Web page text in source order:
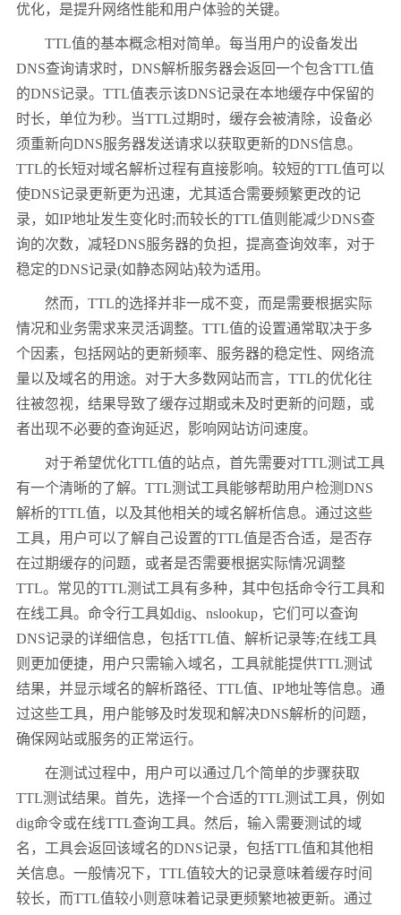
优化，是提升网络性能和用户体验的关键。
TTL值的基本概念相对简单。每当用户的设备发出
DNS查询请求时，DNS解析服务器会返回一个包含TTL值
的DNS记录。TTL值表示该DNS记录在本地缓存中保留的
时长，单位为秒。当TTL过期时，缓存会被清除，设备必
须重新向DNS服务器发送请求以获取更新的DNS信息。
TTL的长短对域名解析过程有直接影响。较短的TTL值可以
使DNS记录更新更为迅速，尤其适合需要频繁更改的记
录，如IP地址发生变化时;而较长的TTL值则能减少DNS查
询的次数，减轻DNS服务器的负担，提高查询效率，对于
稳定的DNS记录(如静态网站)较为适用。
然而，TTL的选择并非一成不变，而是需要根据实际
情况和业务需求来灵活调整。TTL值的设置通常取决于多
个因素，包括网站的更新频率、服务器的稳定性、网络流
量以及域名的用途。对于大多数网站而言，TTL的优化往
往被忽视，结果导致了缓存过期或未及时更新的问题，或
者出现不必要的查询延迟，影响网站访问速度。
对于希望优化TTL值的站点，首先需要对TTL测试工具
有一个清晰的了解。TTL测试工具能够帮助用户检测DNS
解析的TTL值，以及其他相关的域名解析信息。通过这些
工具，用户可以了解自己设置的TTL值是否合适，是否存
在过期缓存的问题，或者是否需要根据实际情况调整
TTL。常见的TTL测试工具有多种，其中包括命令行工具和
在线工具。命令行工具如dig、nslookup，它们可以查询
DNS记录的详细信息，包括TTL值、解析记录等;在线工具
则更加便捷，用户只需输入域名，工具就能提供TTL测试
结果，并显示域名的解析路径、TTL值、IP地址等信息。通
过这些工具，用户能够及时发现和解决DNS解析的问题，
确保网站或服务的正常运行。
在测试过程中，用户可以通过几个简单的步骤获取
TTL测试结果。首先，选择一个合适的TTL测试工具，例如
dig命令或在线TTL查询工具。然后，输入需要测试的域
名，工具会返回该域名的DNS记录，包括TTL值和其他相
关信息。一般情况下，TTL值较大的记录意味着缓存时间
较长，而TTL值较小则意味着记录更频繁地被更新。通过